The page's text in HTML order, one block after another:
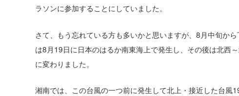
ラソンに参加することにしていました。
さて、もう忘れている方も多いかと思いますが、8月中旬か
は8月19日に日本のはるか南東海上で発生し、その後は北西
に変わりました。
湘南では、この台風の一つ前に発生して北上・接近した台